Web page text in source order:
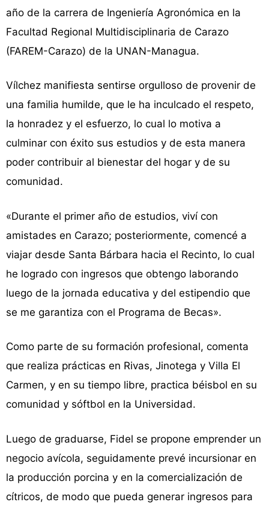
año de la carrera de Ingeniería Agronómica en la
Facultad Regional Multidisciplinaria de Carazo
(FAREM-Carazo) de la UNAN-Managua.
Vílchez manifiesta sentirse orgulloso de provenir de
una familia humilde, que le ha inculcado el respeto,
la honradez y el esfuerzo, lo cual lo motiva a
culminar con éxito sus estudios y de esta manera
poder contribuir al bienestar del hogar y de su
comunidad.
«Durante el primer año de estudios, viví con
amistades en Carazo; posteriormente, comencé a
viajar desde Santa Bárbara hacia el Recinto, lo cual
he logrado con ingresos que obtengo laborando
luego de la jornada educativa y del estipendio que
se me garantiza con el Programa de Becas».
Como parte de su formación profesional, comenta
que realiza prácticas en Rivas, Jinotega y Villa El
Carmen, y en su tiempo libre, practica béisbol en su
comunidad y sóftbol en la Universidad.
Luego de graduarse, Fidel se propone emprender un
negocio avícola, seguidamente prevé incursionar en
la producción porcina y en la comercialización de
cítricos, de modo que pueda generar ingresos para